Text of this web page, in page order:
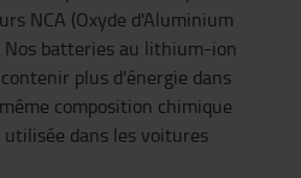
NCA (Oxyde d'Aluminium
Nos batteries au lithium-ion
plus d'énergie dans
composition chimique
dans les voitures